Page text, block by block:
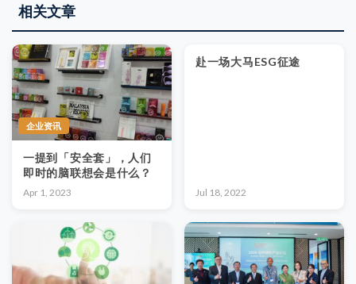
相关文章
企业资讯
一提到「安全套」，人们
即时的脑联想会是什么？
Apr 1, 2023
赴一场大马ESG征途
Jul 18, 2022